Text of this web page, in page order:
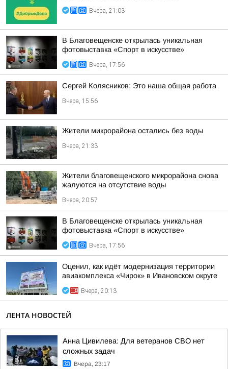
Вчера, 21:03
В Благовещенске открылась уникальная
фотовыставка «Спорт в искусстве»
Вчера, 17:56
Сергей Колясников: Это наша общая работа
Вчера, 15:56
Жители микрорайона остались без воды
Вчера, 21:33
Жители благовещенского микрорайона снова
жалуются на отсутствие воды
Вчера, 20:57
В Благовещенске открылась уникальная
фотовыставка «Спорт в искусстве»
Вчера, 17:56
Оценил, как идёт модернизация территории
авиакомплекса «Чирок» в Ивановском округе
Вчера, 20:13
ЛЕНТА НОВОСТЕЙ
Анна Цивилева: Для ветеранов СВО нет
сложных задач
Вчера, 23:17